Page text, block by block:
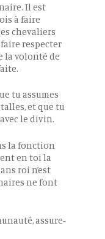
Il est
à faire
chevaliers
respecter
la volonté de
tu assumes
et que tu
le divin.
la fonction
en toi la
roi n’est
ne font
assure-